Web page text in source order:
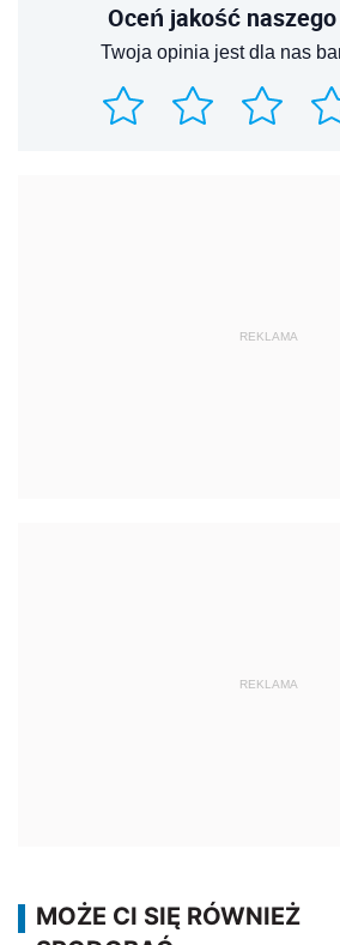
Oceń jakość naszego
Twoja opinia jest dla nas
REKLAMA
REKLAMA